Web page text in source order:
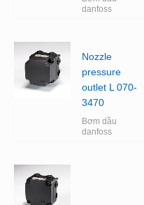
danfoss
Nozzle
pressure
outlet L 070-
3470
Bơm dầu
danfoss